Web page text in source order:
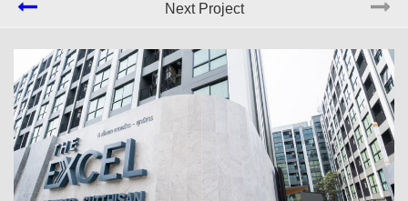
Next Project